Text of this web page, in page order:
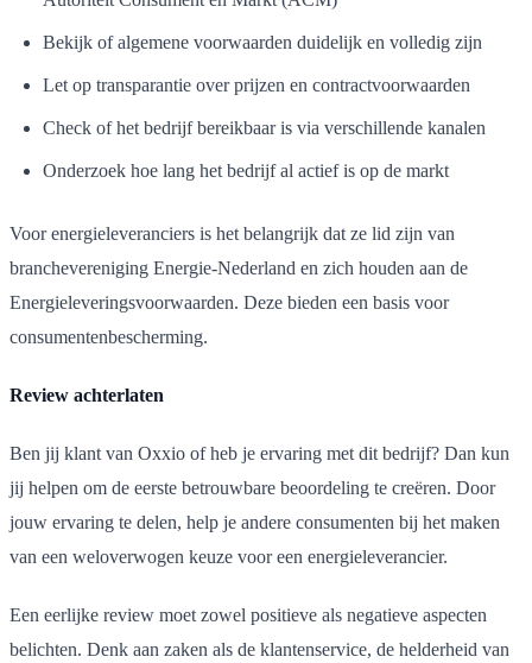
Bekijk of algemene voorwaarden duidelijk en volledig zijn
Let op transparantie over prijzen en contractvoorwaarden
Check of het bedrijf bereikbaar is via verschillende kanalen
Onderzoek hoe lang het bedrijf al actief is op de markt
Voor energieleveranciers is het belangrijk dat ze lid zijn van
branchevereniging Energie-Nederland en zich houden aan de
Energieleveringsvoorwaarden. Deze bieden een basis voor
consumentenbescherming.
Review achterlaten
Ben jij klant van Oxxio of heb je ervaring met dit bedrijf? Dan kun
jij helpen om de eerste betrouwbare beoordeling te creëren. Door
jouw ervaring te delen, help je andere consumenten bij het maken
van een weloverwogen keuze voor een energieleverancier.
Een eerlijke review moet zowel positieve als negatieve aspecten
belichten. Denk aan zaken als de klantenservice, de helderheid van